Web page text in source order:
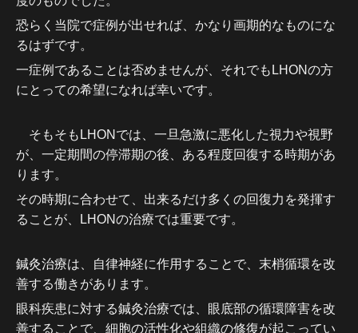
恐らく当院で症例が出せれば、かなり画期的なものにな
るはずです。
一症例であることは否めませんが、それでもLHONの方
にとっての希望になれば幸いです。
そもそもLHONでは、一旦急激に悪化した視力や視野
が、一定期間の停滞期の後、ある程度回復する時期があ
ります。
その時期に合わせて、出来るだけ多くの回復力を発揮す
ることが、LHONの治療では重要です。
鍼灸治療は、自律神経に作用することで、末梢循環を改
善する働きがあります。
眼科疾患に対する鍼灸治療では、眼底部の循環障害を改
善することで、細胞の活性化や組織の修復が起こってい